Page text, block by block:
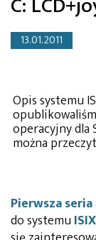
13.01.2011
Opis systemu
operacyjny dla
można
Pierwsza seria
do systemu ISIX